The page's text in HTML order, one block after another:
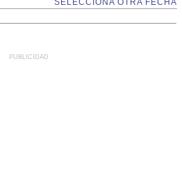
SELECCIONA OTRA FECHA
PUBLICIDAD